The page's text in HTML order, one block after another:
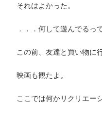
それはよかった。
．．．何して遊んでるっ
この前、友達と買い物に
映画も観たよ。
ここでは何かリクリエー